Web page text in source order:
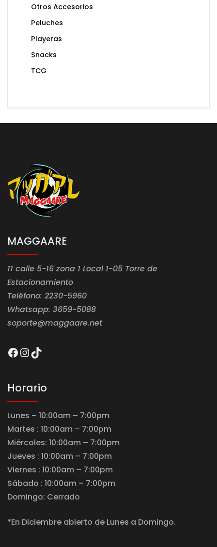
Otros Accesorios
Peluches
Playeras
Snacks
TCG
MAGGAARE
11 calle 5-16 zona 1 Local 1-05 Torre de
Estacionamiento
Teléfono: 2230-5960
Whatsapp: 3659-5088
soporte@maggaare.net
Facebook
Instagram
TikTok
Horario
Lunes – 10:00am – 7:00pm
Martes : 10:00am – 7:00pm
Miércoles: 10:00am – 7:00pm
Jueves : 10:00am – 7:00pm
Viernes : 10:00am – 7:00pm
Sábado : 10:00am – 7:00pm
Domingo: Cerrado
*En Diciembre abierto de Lunes a Domingo.